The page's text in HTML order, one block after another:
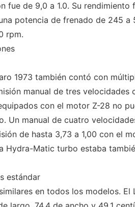
fue de 9,0 a 1.0. Su
potencia de frenado de 245
rpm.
1973 también contó con
manual de tres velocidades
con el motor Z-28 no
Un manual de cuatro
de hasta 3,73 a 1,00 con el
Hydra-Matic turbo estaba
estándar
en todos los modelos.